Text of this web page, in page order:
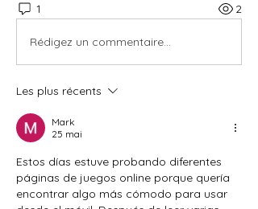
1 2
Rédigez un commentaire...
Les plus récents
Mark
25 mai
Estos días estuve probando diferentes
páginas de juegos online porque quería
encontrar algo más cómodo para usar